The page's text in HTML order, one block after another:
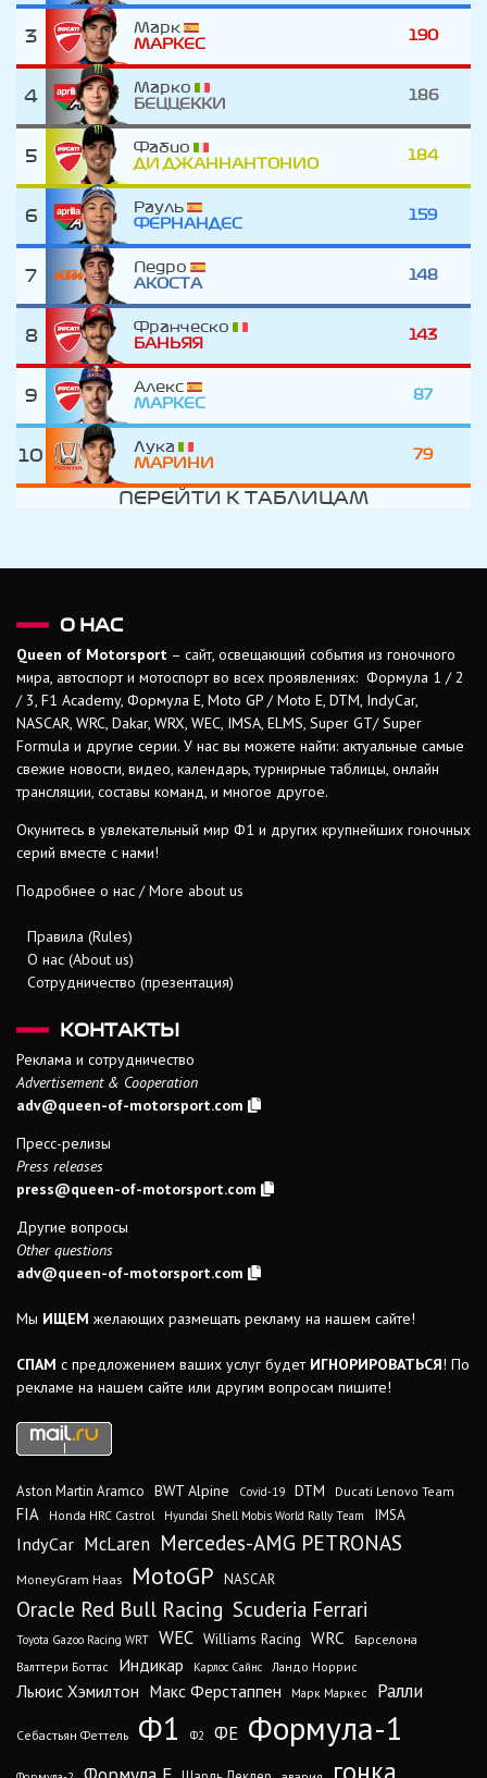
3
Марк
МАРКЕС
190
4
Марко
БЕЦЦЕККИ
186
5
Фабио
ДИ ДЖАННАНТОНИО
184
6
Рауль
ФЕРНАНДЕС
159
7
Педро
АКОСТА
148
8
Франческо
БАНЬЯЯ
143
9
Алекс
МАРКЕС
87
10
Лука
МАРИНИ
79
ПЕРЕЙТИ К ТАБЛИЦАМ
О НАС
Queen of Motorsport – сайт, освещающий события из гоночного
мира, автоспорт и мотоспорт во всех проявлениях: Формула 1 / 2
/ 3, F1 Academy, Формула Е, Moto GP / Moto E, DTM, IndyCar,
NASCAR, WRC, Dakar, WRX, WEC, IMSA, ELMS, Super GT/ Super
Formula и другие серии. У нас вы можете найти: актуальные самые
свежие новости, видео, календарь, турнирные таблицы, онлайн
трансляции, составы команд, и многое другое.
Окунитесь в увлекательный мир Ф1 и других крупнейших гоночных
серий вместе с нами!
Подробнее о нас / More about us
Правила (Rules)
О нас (About us)
Сотрудничество (презентация)
КОНТАКТЫ
Реклама и сотрудничество
Advertisement & Cooperation
adv@queen-of-motorsport.com
Пресс-релизы
Press releases
press@queen-of-motorsport.com
Другие вопросы
Other questions
adv@queen-of-motorsport.com
Мы ИЩЕМ желающих размещать рекламу на нашем сайте!
СПАМ с предложением ваших услуг будет ИГНОРИРОВАТЬСЯ! По
рекламе на нашем сайте или другим вопросам пишите!
Aston Martin Aramco BWT Alpine Covid-19 DTM Ducati Lenovo Team
FIA Honda HRC Castrol Hyundai Shell Mobis World Rally Team IMSA
IndyCar McLaren Mercedes-AMG PETRONAS
MoneyGram Haas MotoGP NASCAR
Oracle Red Bull Racing Scuderia Ferrari
Toyota Gazoo Racing WRT WEC Williams Racing WRC
Барселона
Валттери Боттас
Индикар Карлос Сайнс Ландо Норрис
Льюис Хэмилтон Макс Ферстаппен Марк Маркес Ралли
Себастьян Феттель Ф1 Ф2 ФЕ Формула-1